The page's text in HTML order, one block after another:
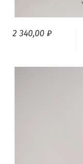
2 340,00 ₽